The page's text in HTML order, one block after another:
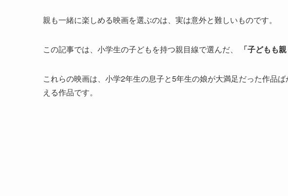
親も一緒に楽しめる映画を選ぶのは、実は意外と難しいものです。
この記事では、小学生の子どもを持つ親目線で選んだ、 「子どもも
これらの映画は、小学2年生の息子と5年生の娘が大満足だった作品
える作品です。